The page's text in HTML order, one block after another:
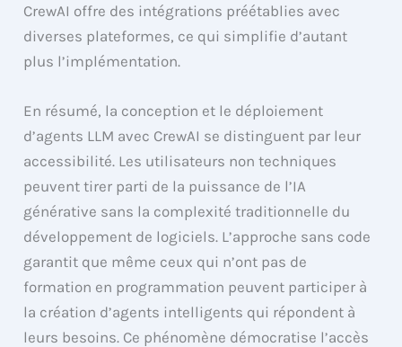
CrewAI offre des intégrations préétablies avec
diverses plateformes, ce qui simplifie d’autant
plus l’implémentation.
En résumé, la conception et le déploiement
d’agents LLM avec CrewAI se distinguent par leur
accessibilité. Les utilisateurs non techniques
peuvent tirer parti de la puissance de l’IA
générative sans la complexité traditionnelle du
développement de logiciels. L’approche sans code
garantit que même ceux qui n’ont pas de
formation en programmation peuvent participer à
la création d’agents intelligents qui répondent à
leurs besoins. Ce phénomène démocratise l’accès